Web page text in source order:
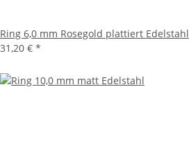
Ring 6,0 mm Rosegold plattiert Edelstahl
31,20 € *